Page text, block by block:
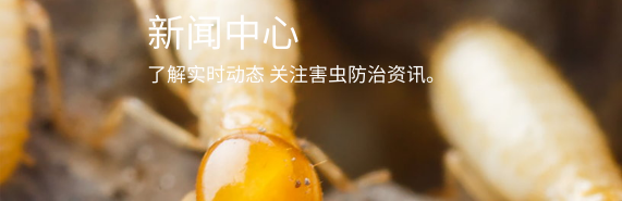
新闻中心
了解实时动态 关注害虫防治资讯。